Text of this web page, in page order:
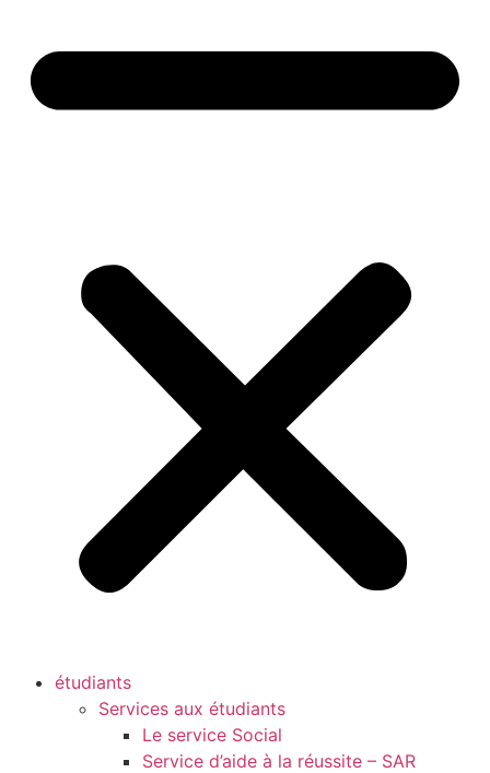
étudiants
Services aux étudiants
Le service Social
Service d’aide à la réussite – SAR